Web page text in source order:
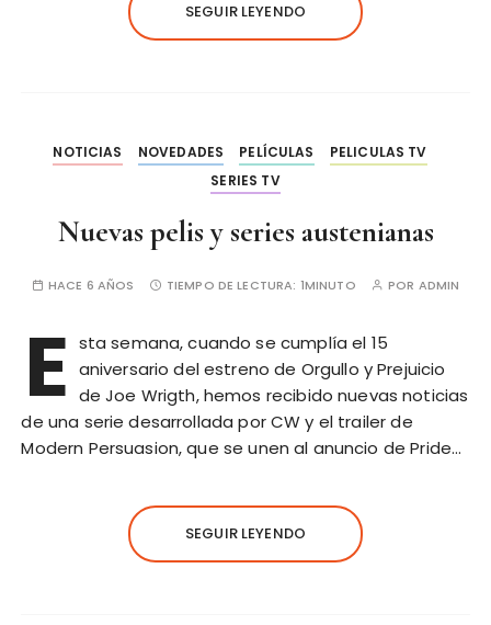
SEGUIR LEYENDO
NOTICIAS NOVEDADES PELÍCULAS
PELICULAS TV
SERIES TV
Nuevas pelis y series austenianas
HACE 6 AÑOS TIEMPO DE LECTURA: 1MINUTO POR ADMIN
E sta semana, cuando se cumplía el 15
aniversario del estreno de Orgullo y Prejuicio
de Joe Wrigth, hemos recibido nuevas noticias
de una serie desarrollada por CW y el trailer de
Modern Persuasion, que se unen al anuncio de Pride…
SEGUIR LEYENDO